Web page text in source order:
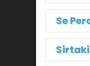
Se
Sirtaki